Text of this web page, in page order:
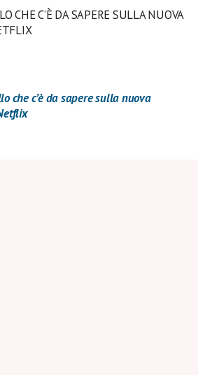
CHE C’È DA SAPERE SULLA NUOVA
che c’è da sapere sulla nuova